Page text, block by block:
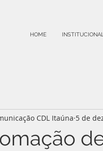
HOME
CDL Itaúna 5 de